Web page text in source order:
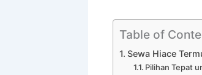
Table of
Sewa Hiace
Pilihan Tepat